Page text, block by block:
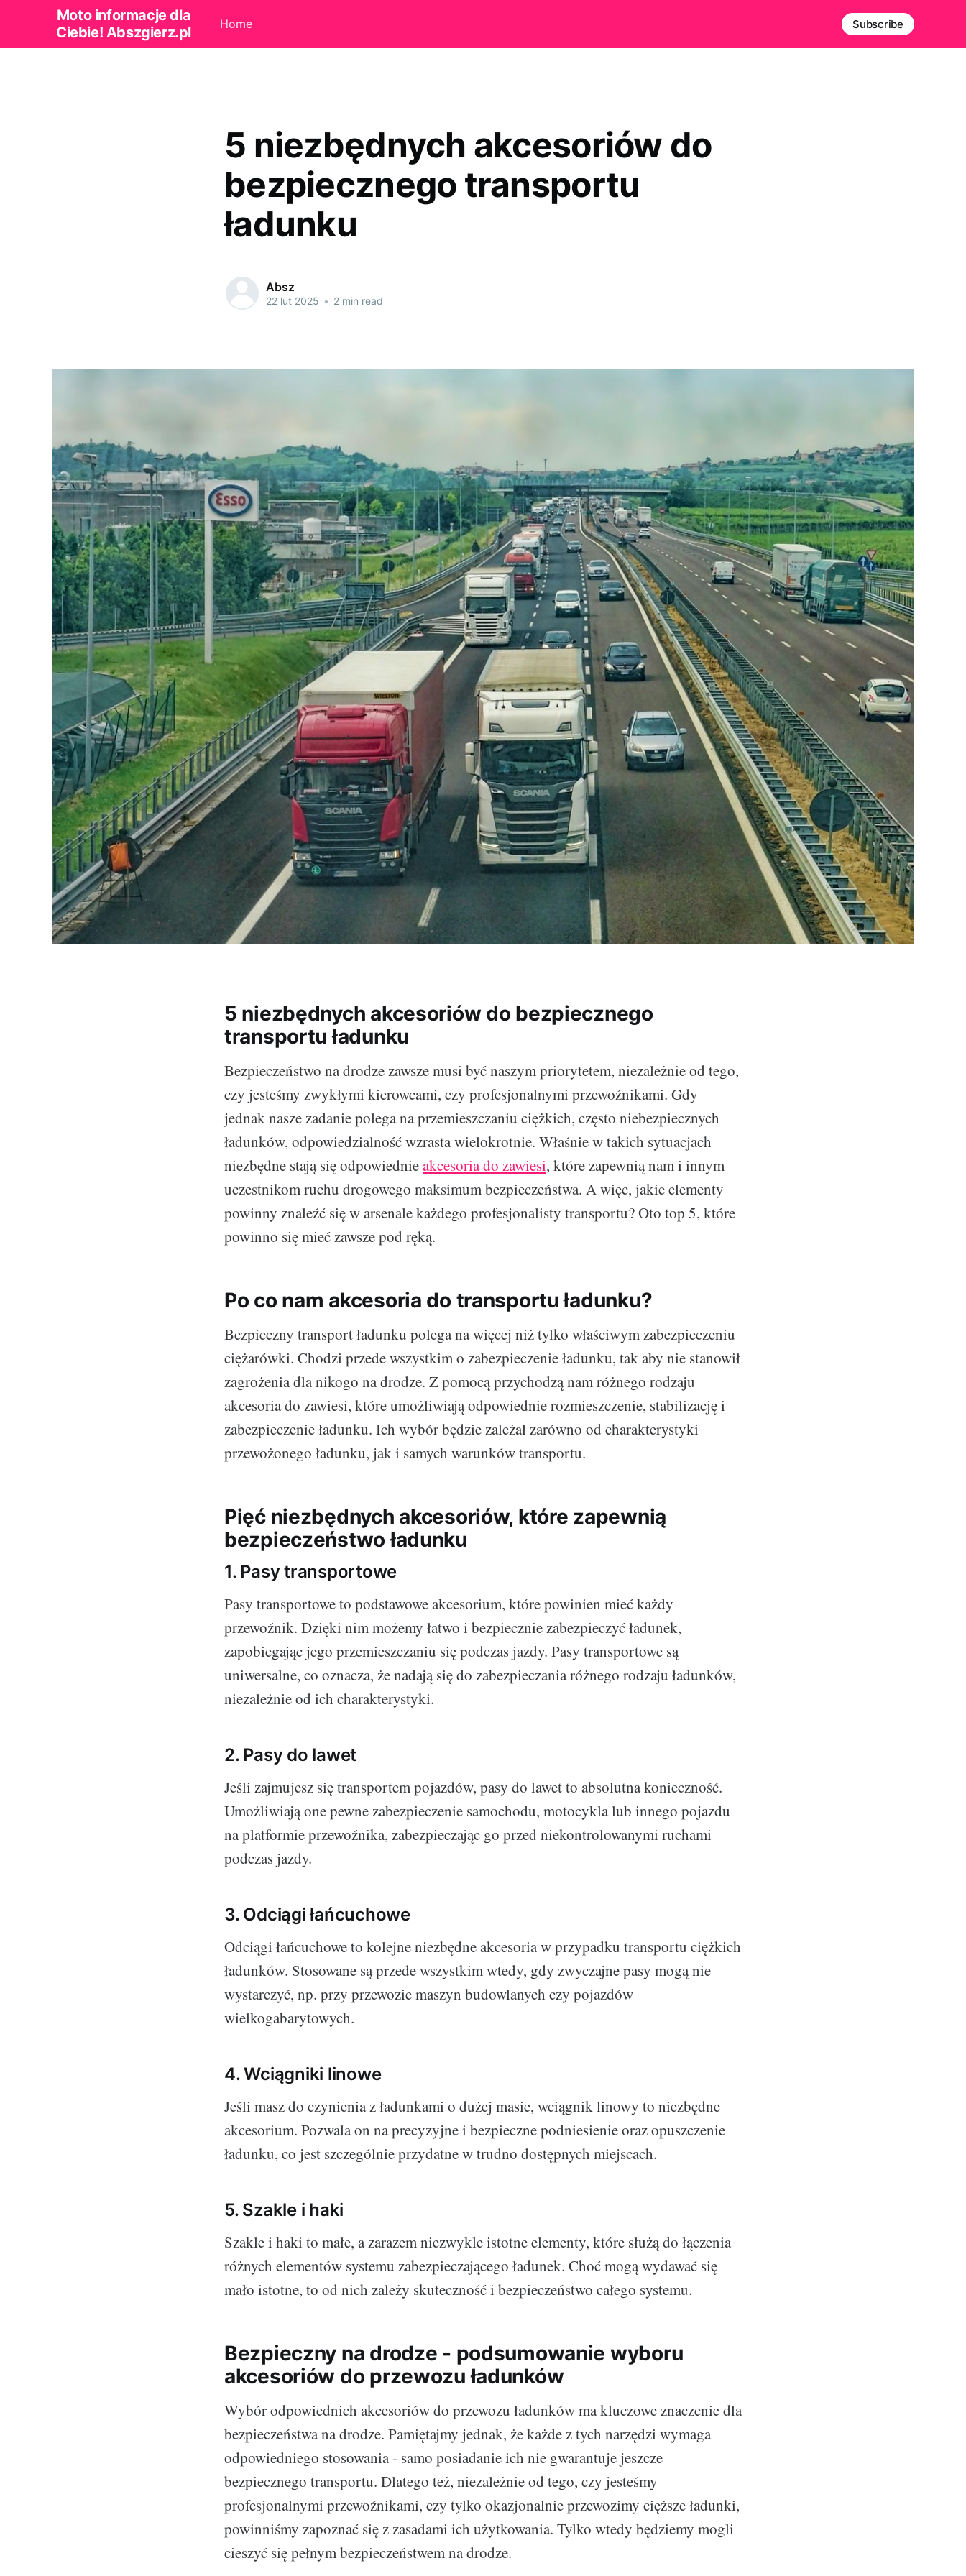
Moto informacje dla
Ciebie! Abszgierz.pl
Home Subscribe
5 niezbędnych akcesoriów do
bezpiecznego transportu
ładunku
Absz
22 lut 2025 • 2 min read
5 niezbędnych akcesoriów do bezpiecznego
transportu ładunku
Bezpieczeństwo na drodze zawsze musi być naszym priorytetem, niezależnie od tego,
czy jesteśmy zwykłymi kierowcami, czy profesjonalnymi przewoźnikami. Gdy
jednak nasze zadanie polega na przemieszczaniu ciężkich, często niebezpiecznych
ładunków, odpowiedzialność wzrasta wielokrotnie. Właśnie w takich sytuacjach
niezbędne stają się odpowiednieakcesoria do zawiesi, które zapewnią nam i innym
uczestnikom ruchu drogowego maksimum bezpieczeństwa. A więc, jakie elementy
powinny znaleźć się w arsenale każdego profesjonalisty transportu? Oto top 5, które
powinno się mieć zawsze pod ręką.
Po co nam akcesoria do transportu ładunku?
Bezpieczny transport ładunku polega na więcej niż tylko właściwym zabezpieczeniu
ciężarówki. Chodzi przede wszystkim o zabezpieczenie ładunku, tak aby nie stanowił
zagrożenia dla nikogo na drodze. Z pomocą przychodzą nam różnego rodzaju
akcesoria do zawiesi, które umożliwiają odpowiednie rozmieszczenie, stabilizację i
zabezpieczenie ładunku. Ich wybór będzie zależał zarówno od charakterystyki
przewożonego ładunku, jak i samych warunków transportu.
Pięć niezbędnych akcesoriów, które zapewnią
bezpieczeństwo ładunku
1. Pasy transportowe
Pasy transportowe to podstawowe akcesorium, które powinien mieć każdy
przewoźnik. Dzięki nim możemy łatwo i bezpiecznie zabezpieczyć ładunek,
zapobiegając jego przemieszczaniu się podczas jazdy. Pasy transportowe są
uniwersalne, co oznacza, że nadają się do zabezpieczania różnego rodzaju ładunków,
niezależnie od ich charakterystyki.
2. Pasy do lawet
Jeśli zajmujesz się transportem pojazdów, pasy do lawet to absolutna konieczność.
Umożliwiają one pewne zabezpieczenie samochodu, motocykla lub innego pojazdu
na platformie przewoźnika, zabezpieczając go przed niekontrolowanymi ruchami
podczas jazdy.
3. Odciągi łańcuchowe
Odciągi łańcuchowe to kolejne niezbędne akcesoria w przypadku transportu ciężkich
ładunków. Stosowane są przede wszystkim wtedy, gdy zwyczajne pasy mogą nie
wystarczyć, np. przy przewozie maszyn budowlanych czy pojazdów
wielkogabarytowych.
4. Wciągniki linowe
Jeśli masz do czynienia z ładunkami o dużej masie, wciągnik linowy to niezbędne
akcesorium. Pozwala on na precyzyjne i bezpieczne podniesienie oraz opuszczenie
ładunku, co jest szczególnie przydatne w trudno dostępnych miejscach.
5. Szakle i haki
Szakle i haki to małe, a zarazem niezwykle istotne elementy, które służą do łączenia
różnych elementów systemu zabezpieczającego ładunek. Choć mogą wydawać się
mało istotne, to od nich zależy skuteczność i bezpieczeństwo całego systemu.
Bezpieczny na drodze - podsumowanie wyboru
akcesoriów do przewozu ładunków
Wybór odpowiednich akcesoriów do przewozu ładunków ma kluczowe znaczenie dla
bezpieczeństwa na drodze. Pamiętajmy jednak, że każde z tych narzędzi wymaga
odpowiedniego stosowania - samo posiadanie ich nie gwarantuje jeszcze
bezpiecznego transportu. Dlatego też, niezależnie od tego, czy jesteśmy
profesjonalnymi przewoźnikami, czy tylko okazjonalnie przewozimy cięższe ładunki,
powinniśmy zapoznać się z zasadami ich użytkowania. Tylko wtedy będziemy mogli
cieszyć się pełnym bezpieczeństwem na drodze.